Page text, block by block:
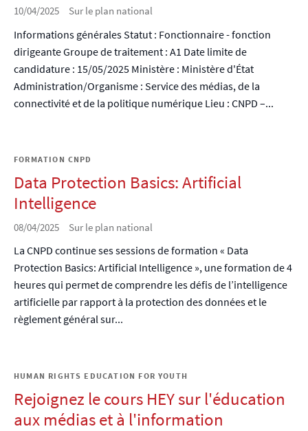
10/04/2025 Sur le plan national
Informations générales Statut : Fonctionnaire - fonction
dirigeante Groupe de traitement : A1 Date limite de
candidature : 15/05/2025 Ministère : Ministère d'État
Administration/Organisme : Service des médias, de la
connectivité et de la politique numérique Lieu : CNPD –...
FORMATION CNPD
Data Protection Basics: Artificial
Intelligence
08/04/2025 Sur le plan national
La CNPD continue ses sessions de formation « Data
Protection Basics: Artificial Intelligence », une formation de 4
heures qui permet de comprendre les défis de l’intelligence
artificielle par rapport à la protection des données et le
règlement général sur...
HUMAN RIGHTS EDUCATION FOR YOUTH
Rejoignez le cours HEY sur l'éducation
aux médias et à l'information